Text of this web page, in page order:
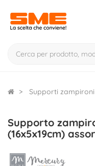
Supporti zampironi
Supporto
(16x5x19cm)